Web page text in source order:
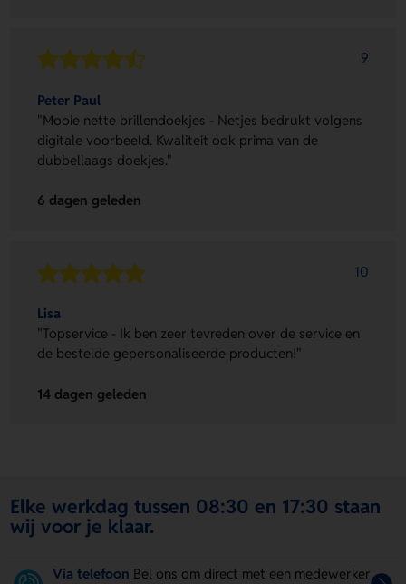
9
Peter Paul
"Mooie nette brillendoekjes - Netjes bedrukt volgens
digitale voorbeeld. Kwaliteit ook prima van de
dubbellaags doekjes."
6 dagen geleden
10
Lisa
"Topservice - Ik ben zeer tevreden over de service en
de bestelde gepersonaliseerde producten!"
14 dagen geleden
Elke werkdag tussen 08:30 en 17:30 staan
wij voor je klaar.
Via telefoon Bel ons om direct met een medewerker